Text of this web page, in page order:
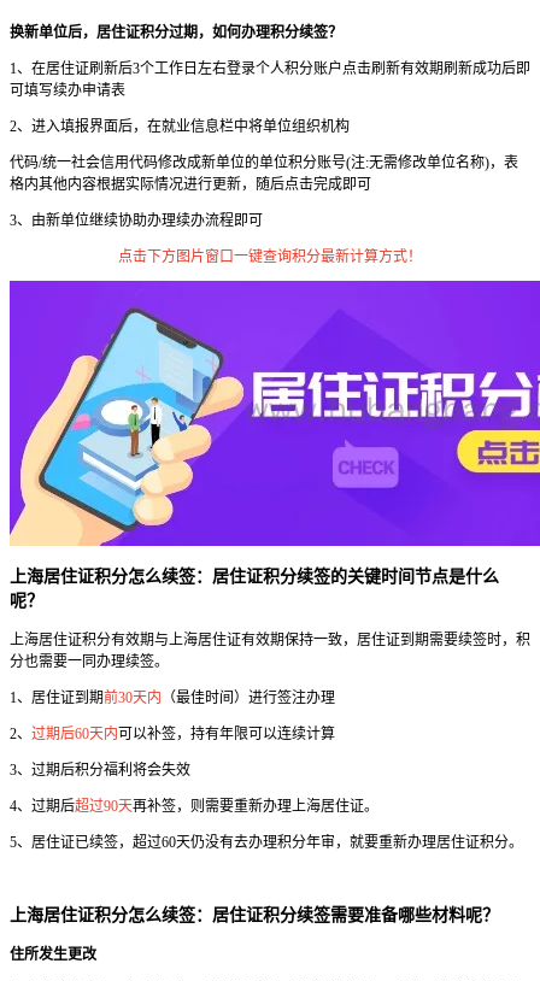
换新单位后，居住证积分过期，如何办理积分续签？
1、在居住证刷新后3个工作日左右登录个人积分账户点击刷新有效期刷新成功后即
可填写续办申请表
2、进入填报界面后，在就业信息栏中将单位组织机构
代码/统一社会信用代码修改成新单位的单位积分账号(注:无需修改单位名称)，表
格内其他内容根据实际情况进行更新，随后点击完成即可
3、由新单位继续协助办理续办流程即可
点击下方图片窗口一键查询积分最新计算方式！
上海居住证积分怎么续签：居住证积分续签的关键时间节点是什么
呢？
上海居住证积分有效期与上海居住证有效期保持一致，居住证到期需要续签时，积
分也需要一同办理续签。
1、居住证到期前30天内 （最佳时间）进行签注办理
2、 过期后60天内 可以补签，持有年限可以连续计算
3、过期后积分福利将会失效
4、过期后超过90天再补签，则需要重新办理上海居住证。
5、居住证已续签，超过60天仍没有去办理积分年审，就要重新办理居住证积分。
上海居住证积分怎么续签：居住证积分续签需要准备哪些材料呢？
住所发生更改